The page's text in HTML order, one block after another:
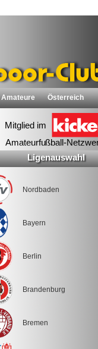
Amateure Österreich
Ligenauswahl
Nordbaden
Bayern
Berlin
Brandenburg
Bremen